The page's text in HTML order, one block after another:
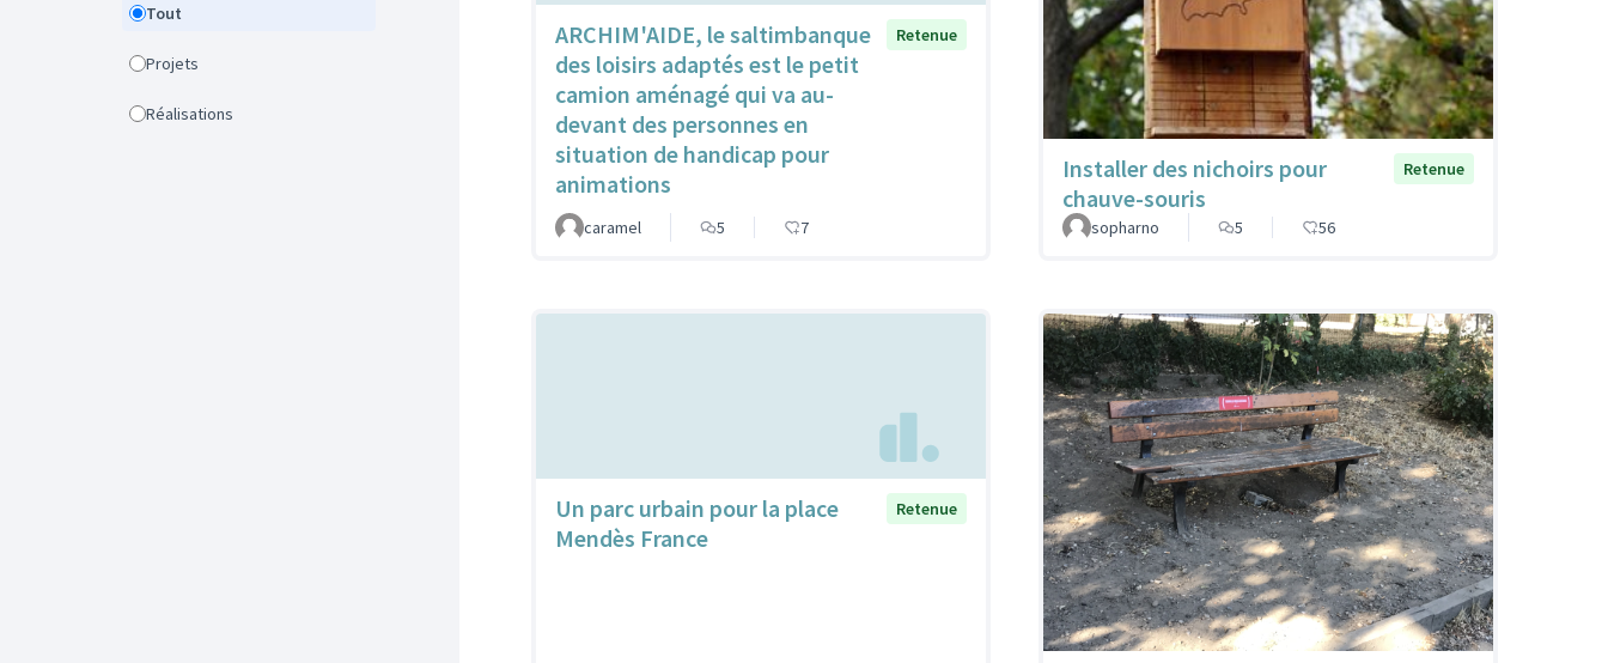
Tout
Projets
Réalisations
ARCHIM'AIDE, le saltimbanque
des loisirs adaptés est le petit
camion aménagé qui va au-
devant des personnes en
situation de handicap pour
animations
Retenue
caramel 5 7
Installer des nichoirs pour
chauve-souris
Retenue
sopharno 5 56
Un parc urbain pour la place
Mendès France
Retenue